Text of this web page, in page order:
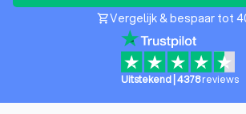
shopping_cartVergelijk & bespaar tot
Uitstekend| 4378 reviews